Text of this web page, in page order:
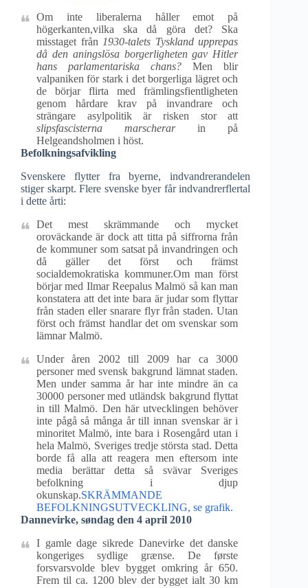
Om inte liberalerna håller emot på
högerkanten,vilka ska då göra det? Ska
misstaget från 1930-talets Tyskland upprepas
då den aningslösa borgerligheten gav Hitler
hans parlamentariska chans? Men blir
valpaniken för stark i det borgerliga lägret och
de börjar flirta med främlingsfientligheten
genom hårdare krav på invandrare och
strängare asylpolitik är risken stor att
slipsfascisterna marscherarin på
Helgeandsholmen i höst.
Befolkningsafvikling
Svenskere flytter fra byerne, indvandrerandelen
stiger skarpt. Flere svenske byer får indvandrerflertal
i dette årti:
Det mest skrämmande och mycket
oroväckande är dock att titta på siffrorna från
de kommuner som satsat på invandringen och
då gäller det först och främst
socialdemokratiska kommuner.Om man först
börjar med Ilmar Reepalus Malmö så kan man
konstatera att det inte bara är judar som flyttar
från staden eller snarare flyr från staden. Utan
först och främst handlar det om svenskar som
lämnar Malmö.
Under åren 2002 till 2009 har ca 3000
personer med svensk bakgrund lämnat staden.
Men under samma år har inte mindre än ca
30000 personer med utländsk bakgrund flyttat
in till Malmö. Den här utvecklingen behöver
inte pågå så många år till innan svenskar är i
minoritet Malmö, inte bara i Rosengård utan i
hela Malmö, Sveriges tredje största stad. Detta
borde få alla att reagera men eftersom inte
media berättar detta så svävar Sveriges
befolkning i djup
okunskap.SKRÄMMANDE
BEFOLKNINGSUTVECKLING, se grafik.
Dannevirke, søndag den 4 april 2010
I gamle dage sikrede Danevirke det danske
kongeriges sydlige grænse. De første
forsvarsvolde blev bygget omkring år 650.
Frem til ca. 1200 blev der bygget ialt 30 km